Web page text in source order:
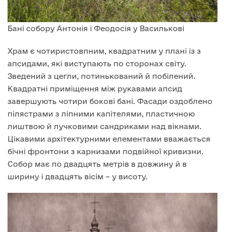
Бані собору Антонія і Феодосія у Василькові
Храм є чотиристовпним, квадратним у плані із з
апсидами, які виступають по сторонах світу.
Зведений з цегли, потинькований й побілений.
Квадратні приміщення між рукавами апсид
завершують чотири бокові бані. Фасади оздоблено
пілястрами з ліпними капітелями, пластичною
лиштвою й лучковими сандриками над вікнами.
Цікавими архітектурними елементами вважається
бічні фронтони з карнизами подвійної кривизни.
Собор має по двадцять метрів в довжину й в
ширину і двадцять вісім – у висоту.